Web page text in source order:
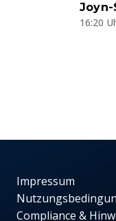
Joyn-
16:20
Impressum
Compliance &